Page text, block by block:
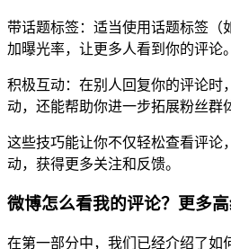
带话题标签：适当使用话题标签（
加曝光率，让更多人看到你的评论。
积极互动：在别人回复你的评论时
动，还能帮助你进一步拓展粉丝群
这些技巧能让你不仅轻松查看评论
动，获得更多关注和反馈。
微博怎么看我的评论？更多高
在第一部分中，我们已经介绍了如